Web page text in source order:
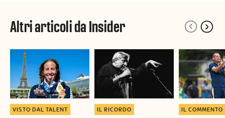
Altri articoli da Insider
VISTO DAL TALENT IL RICORDO IL COMMENTO